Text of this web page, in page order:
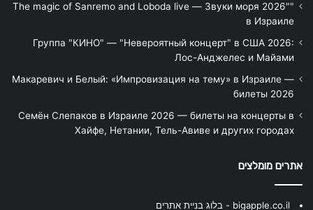
"The magic of Sanremo and Loboda live — Звуки моря 2026"
в Израиле
Группа "КИНО" — "Невероятный концерт" в США 2026:
Лос-Анджелес и Майами
Макаревич и Белый: «Импровизация на тему» в Израиле —
билеты 2026
Семён Слепаков в Израиле 2026 — билеты на концерты в
Хайфе, Нетании, Тель-Авиве и других городах
אתרים מומלצים
bigapple.co.il - בלוג בניית אתרים